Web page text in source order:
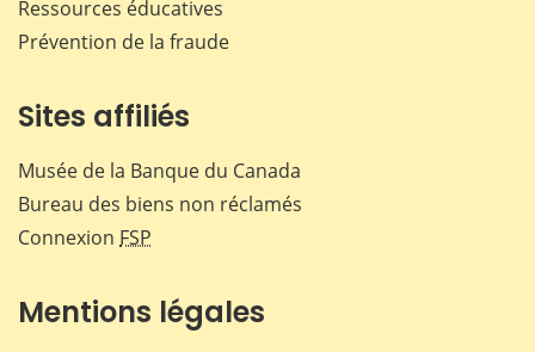
Ressources éducatives
Prévention de la fraude
Sites affiliés
Musée de la Banque du Canada
Bureau des biens non réclamés
Connexion FSP
Mentions légales